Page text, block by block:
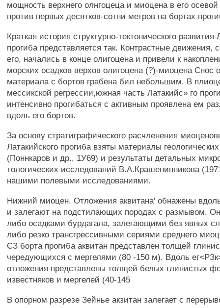
мощность верхнего олнгоцеца и миоцена в его
против первых десятков-сотни метров на бортах
Краткая история структурно-тектонического развития
прогиба представляется так. Контрастные движения,
его, начались в конце олигоцена и привели к
морских осадков верхов олигоцена (?)-миоцена Снос
материала с бортов грабена бил небольшим. В
мессикской регрессии,южная часть Латакийс» го
интенсивно прогибаться с активным проявлена ем
вдоль его бортов.
За основу стратиграфического расчленения
Латакийского прогиба взяты материалы
(Поннкаров и др., 1У69) и результаты детальных
тологических исследований В.А.Крашенинникова
нашими полевыми исследованиями.
Нижний миоцен. Отложения аквитана' обнажены
и залегают на подстилающих породах с размывом.
либо осадками бурдагала, залегающими без явных
либо резко трансгрессивными сериями среднего
СЗ борта прогиба аквитан представлен толщей
чередующихся с мергелями (80 -150 м). Вдоль
отложения представлены толщей белых глинистых
известняков и мергелей (40-145
В опорном разрезе Зейнье акзитан залегает с